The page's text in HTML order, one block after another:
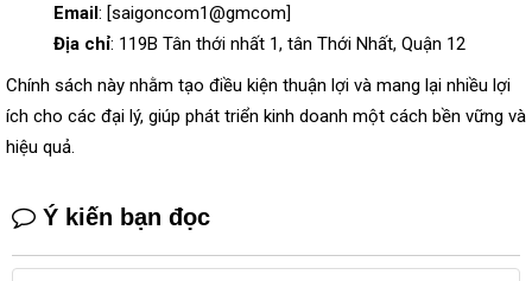
Email: [saigoncom1@gmcom]
Địa chỉ: 119B Tân thới nhất 1, tân Thới Nhất, Quận 12
Chính sách này nhằm tạo điều kiện thuận lợi và mang lại nhiều lợi
ích cho các đại lý, giúp phát triển kinh doanh một cách bền vững và
hiệu quả.
Ý kiến bạn đọc